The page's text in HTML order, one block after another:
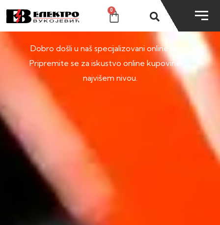
0
SHOP
Dobro došli u naš specijalizovani online shop.
Pripremite se za iskustvo online kupovine na
najvišem nivou.